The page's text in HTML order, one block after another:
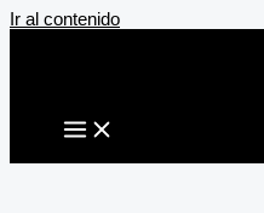
Ir al contenido